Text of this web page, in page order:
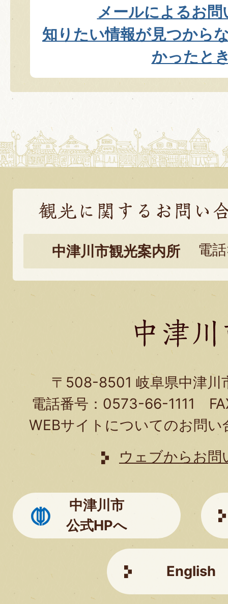
メールによるお問
知りたい情報が見つから
かったと
観
光
に
関
問
い
合
わ
せ
ち
ら
中津川市観光案内所 電
〒508-8501 岐阜県中津川
電話番号：0573-66-1111
WEBサイトについてのお問
ウェブからお問
中津川市
公式HPへ
English